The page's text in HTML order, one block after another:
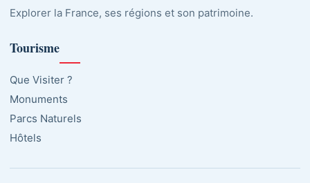
Explorer la France, ses régions et son patrimoine.
Tourisme
Que Visiter ?
Monuments
Parcs Naturels
Hôtels